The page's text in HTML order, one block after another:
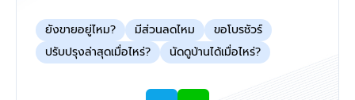
ยังขายอยู่ไหม? มีส่วนลดไหม
ขอโบรชัวร์
ปรับปรุงล่าสุดเมื่อไหร่?
นัดดูบ้านได้เมื่อไหร่?